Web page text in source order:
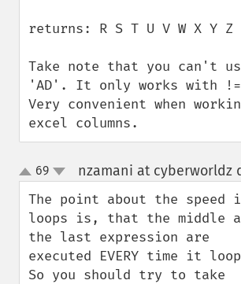
returns: R S T U V W X Y Z
Take note that you can't
'AD'. It only works with !=
Very convenient when
excel columns.
up
down
69 nzamani at cyberworldz
The point about the speed
loops is, that the middle
the last expression are
executed EVERY time it
So you should try to take